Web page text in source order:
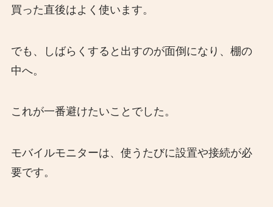
買った直後はよく使います。
でも、しばらくすると出すのが面倒になり、棚の
中へ。
これが一番避けたいことでした。
モバイルモニターは、使うたびに設置や接続が必
要です。